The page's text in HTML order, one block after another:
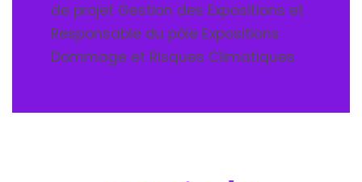
de projet Gestion des Expositions et
Responsable du pôle Expositions
Dommage et Risques Climatiques